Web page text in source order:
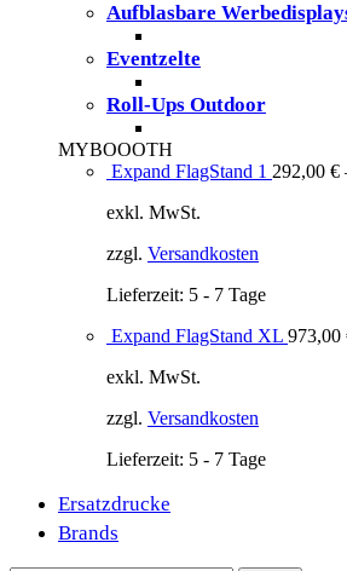
Aufblasbare
Eventzelte
Roll-Ups Outdoor
MYBOOOTH
Expand FlagStand 1 292,00 €
exkl. MwSt.
zzgl. Versandkosten
Lieferzeit: 5 - 7 Tage
Expand FlagStand XL 973,00
exkl. MwSt.
zzgl. Versandkosten
Lieferzeit: 5 - 7 Tage
Ersatzdrucke
Brands